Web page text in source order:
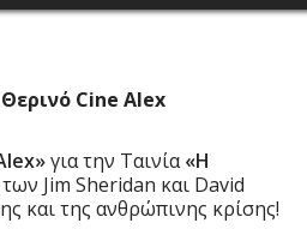
Cine Alex
για την Ταινία«Η
Jim Sheridan και David
και της ανθρώπινης κρίσης!